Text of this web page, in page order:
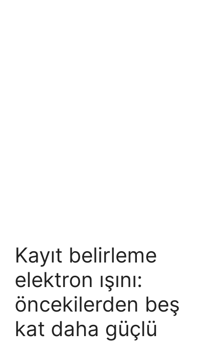
Kayıt belirleme
elektron ışını:
öncekilerden beş
kat daha güçlü